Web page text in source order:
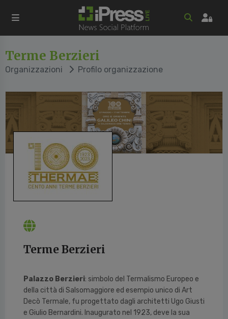
Terme Berzieri
Organizzazioni Profilo organizzazione
Terme Berzieri
Palazzo Berzieri: simbolo del Termalismo Europeo e
della città di Salsomaggiore ed esempio unico di Art
Decò Termale, fu progettato dagli architetti Ugo Giusti
e Giulio Bernardini. Inaugurato nel 1923, deve la sua